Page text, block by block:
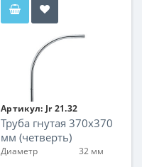
Артикул:Jr 21.32
Труба гнутая 370х370
мм (четверть)
Диаметр 32 мм